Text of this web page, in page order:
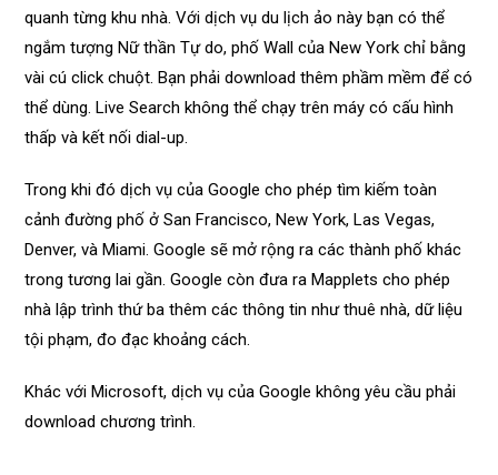
quanh từng khu nhà. Với dịch vụ du lịch ảo này bạn có thể
ngắm tượng Nữ thần Tự do, phố Wall của New York chỉ bằng
vài cú click chuột. Bạn phải download thêm phầm mềm để có
thể dùng. Live Search không thể chạy trên máy có cấu hình
thấp và kết nối dial-up.
Trong khi đó dịch vụ của Google cho phép tìm kiếm toàn
cảnh đường phố ở San Francisco, New York, Las Vegas,
Denver, và Miami. Google sẽ mở rộng ra các thành phố khác
trong tương lai gần. Google còn đưa ra Mapplets cho phép
nhà lập trình thứ ba thêm các thông tin như thuê nhà, dữ liệu
tội phạm, đo đạc khoảng cách.
Khác với Microsoft, dịch vụ của Google không yêu cầu phải
download chương trình.